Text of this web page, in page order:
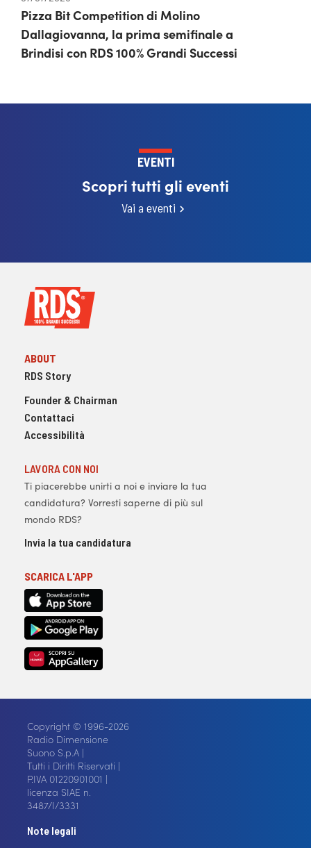
Pizza Bit Competition di Molino
Dallagiovanna, la prima semifinale a
Brindisi con RDS 100% Grandi Successi
EVENTI
Scopri tutti gli eventi
Vai a eventi
ABOUT
RDS Story
Founder & Chairman
Contattaci
Accessibilità
LAVORA CON NOI
Ti piacerebbe unirti a noi e inviare la tua
candidatura? Vorresti saperne di più sul
mondo RDS?
Invia la tua candidatura
SCARICA L'APP
Copyright © 1996-2026
Radio Dimensione
Suono S.p.A |
Tutti i Diritti Riservati |
P.IVA 01220901001 |
licenza SIAE n.
3487/I/3331
Note legali